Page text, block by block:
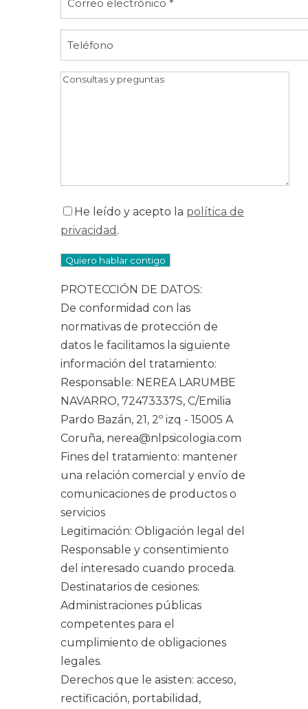
He leído y acepto la política de
privacidad .
Por favor, deja este campo vacío.
PROTECCIÓN DE DATOS:
De conformidad con las
normativas de protección de
datos le facilitamos la siguiente
información del tratamiento:
Responsable: NEREA LARUMBE
NAVARRO, 72473337S, C/Emilia
Pardo Bazán, 21, 2º izq - 15005 A
Coruña, nerea@nlpsicologia.com
Fines del tratamiento: mantener
una relación comercial y envío de
comunicaciones de productos o
servicios
Legitimación: Obligación legal del
Responsable y consentimiento
del interesado cuando proceda.
Destinatarios de cesiones:
Administraciones públicas
competentes para el
cumplimiento de obligaciones
legales.
Derechos que le asisten: acceso,
rectificación, portabilidad,